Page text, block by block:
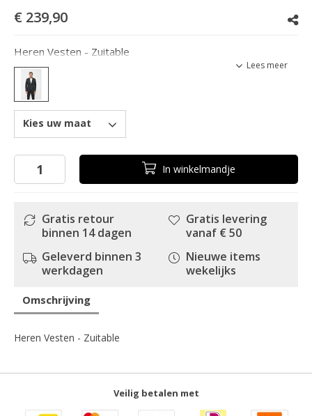
€ 239,90
Heren Vesten - Zuitable
Lees meer
Kies uw maat
In winkelmandje
Gratis retour
binnen 14 dagen
Geleverd binnen 3
werkdagen
Gratis levering
vanaf € 50
Nieuwe items
wekelijks
Omschrijving
Heren Vesten - Zuitable
Veilig betalen met